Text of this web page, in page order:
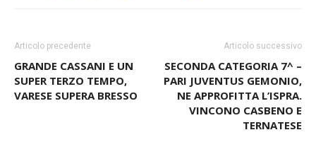
Articolo precedente
GRANDE CASSANI E UN
SUPER TERZO TEMPO,
VARESE SUPERA BRESSO
Articolo successivo
SECONDA CATEGORIA 7^ –
PARI JUVENTUS GEMONIO,
NE APPROFITTA L’ISPRA.
VINCONO CASBENO E
TERNATESE